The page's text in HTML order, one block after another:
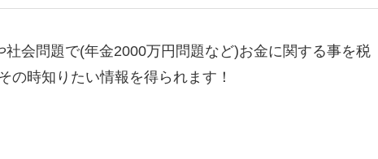
会問題で(年金2000万円問題など)お金に関する事を税
の時知りたい情報を得られます！